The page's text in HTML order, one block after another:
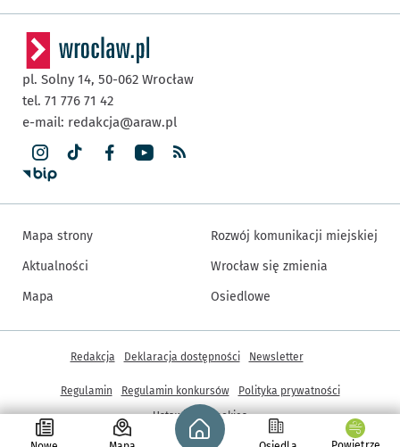
Strona główna - wroclaw.pl
pl. Solny 14, 50-062 Wrocław
tel. 71 776 71 42
e-mail: redakcja@araw.pl
Mapa strony
Aktualności
Mapa
Rozwój komunikacji miejskiej
Wrocław się zmienia
Osiedlowe
Inne informacje
Redakcja Deklaracja dostępności Newsletter
Regulamin Regulamin konkursów
Polityka prywatności
Ustawienia cookies